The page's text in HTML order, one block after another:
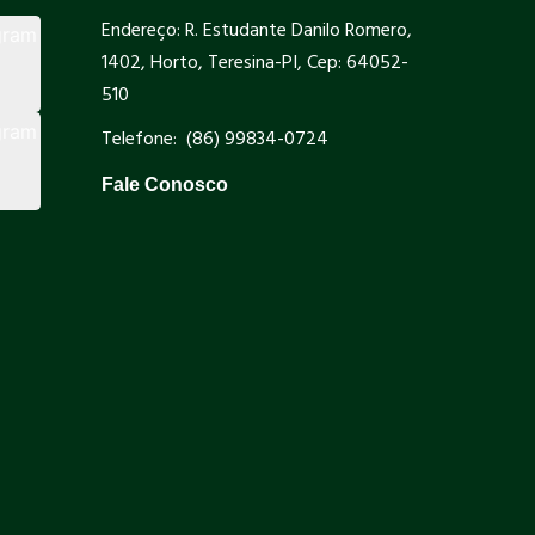
Endereço: R. Estudante Danilo Romero,
1402, Horto, Teresina-PI, Cep: 64052-
510
Telefone: (86) 99834-0724
Fale Conosco